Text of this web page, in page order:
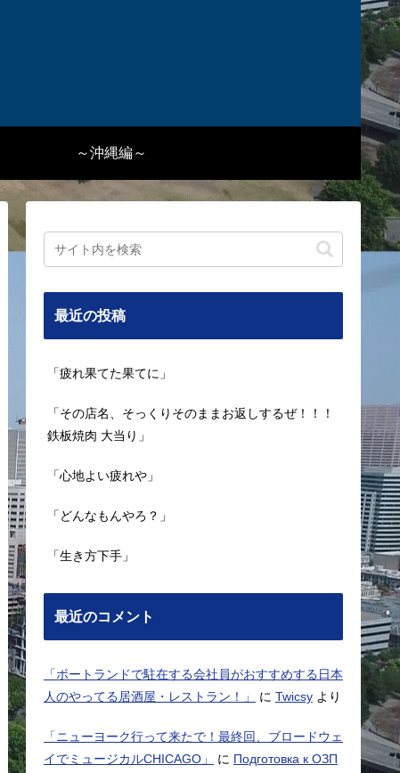
～沖縄編～
最近の投稿
「疲れ果てた果てに」
「その店名、そっくりそのままお返しするぜ！！！
鉄板焼肉 大当り」
「心地よい疲れや」
「どんなもんやろ？」
「生き方下手」
最近のコメント
「ポートランドで駐在する会社員がおすすめする日本
人のやってる居酒屋・レストラン！」
に Twicsy より
「ニューヨーク行って来たで！最終回、ブロードウェ
イでミュージカルCHICAGO」
に Подготовка к ОЗП